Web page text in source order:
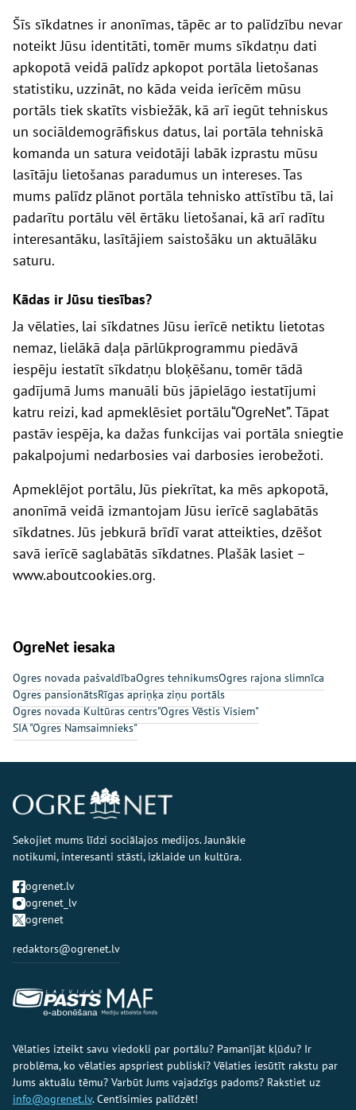
Šīs sīkdatnes ir anonīmas, tāpēc ar to palīdzību nevar
noteiktJūsu identitāti, tomēr mums sīkdatņu dati
apkopotā veidā palīdz apkopot portāla lietošanas
statistiku, uzzināt, no kāda veida ierīcēm mūsu
portāls tiekskatīts visbiežāk, kā arī iegūt tehniskus
un sociāldemogrāfiskus datus, lai portāla tehniskā
komanda un satura veidotāji labāk izprastu mūsu
lasītāju lietošanas paradumus un intereses. Tas
mums palīdz plānot portāla tehnisko attīstību tā, lai
padarītu portālu vēl ērtāku lietošanai, kā arī radītu
interesantāku, lasītājiem saistošāku un aktuālāku
saturu.
Kādas irJūsu tiesības?
Ja vēlaties, lai sīkdatnesJūsu ierīcē netiktu lietotas
nemaz, lielākā daļa pārlūkprogrammu piedāvā
iespēju iestatīt sīkdatņu bloķēšanu, tomēr tādā
gadījumāJums manuāli būs jāpielāgo iestatījumi
katru reizi, kad apmeklēsiet portālu“OgreNet”. Tāpat
pastāv iespēja, ka dažas funkcijas vai portāla sniegtie
pakalpojumi nedarbosies vai darbosies ierobežoti.
Apmeklējot portālu, Jūs piekrītat, ka mēs apkopotā,
anonīmā veidā izmantojam Jūsu ierīcē saglabātās
sīkdatnes. Jūs jebkurā brīdī varat atteikties, dzēšot
savā ierīcē saglabātās sīkdatnes. Plašāk lasiet –
www.aboutcookies.org.
OgreNet iesaka
Ogres novada pašvaldībaOgres tehnikumsOgres rajona slimnīca
Ogres pansionātsRīgas apriņķa ziņu portāls
Ogres novada Kultūras centrs"Ogres Vēstis Visiem"
SIA "Ogres Namsaimnieks"
Sekojiet mums līdzi sociālajos medijos. Jaunākie
notikumi, interesanti stāsti, izklaide un kultūra.
ogrenet.lv
ogrenet_lv
ogrenet
redaktors@ogrenet.lv
Vēlaties izteikt savu viedokli par portālu? Pamanījāt kļūdu? Ir
problēma, ko vēlaties apspriest publiski? Vēlaties iesūtīt rakstu par
Jums aktuālu tēmu? Varbūt Jums vajadzīgs padoms? Rakstiet uz
info@ogrenet.lv. Centīsimies palīdzēt!